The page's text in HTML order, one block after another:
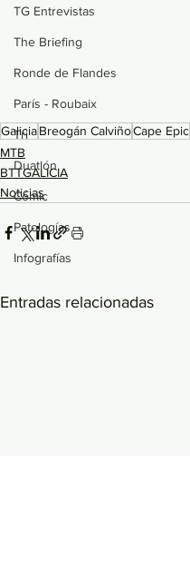
TG Entrevistas
The Briefing
Ronde de Flandes
París - Roubaix
Tri
Duatlón
Cómic
Patologías
Infografías
GaliciaBreogán CalviñoCape Epic
MTB
BTTGALICIA
Noticias
Entradas relacionadas